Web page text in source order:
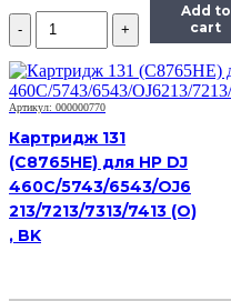
Количество
2891C001
Картридж
струйный
Canon
PFI-
320C,
голубой,
оригинальный,
объем
300
мл
Add to
cart
Артикул: 000000770
Картридж 131
(С8765HE) для HP DJ
460C/5743/6543/OJ6
213/7213/7313/7413 (O)
, BK